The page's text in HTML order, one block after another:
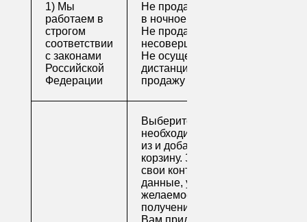
1) Мы
работаем в
строгом
соответствии
с законами
Российской
Федерации
Не продаем алкоголь
в ночное время
Не продаем алкоголь
несовершеннолетним
Не осуществляем
дистанционную
продажу
Выберите
необходимые товары
из и добавьте их в
корзину. Заполните
свои контактные
данные, укажите
желаемое время
получения заказа.
Вам придет по